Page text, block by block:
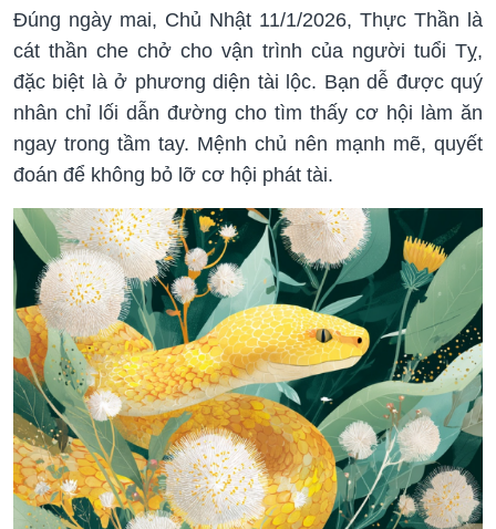
Đúng ngày mai, Chủ Nhật 11/1/2026, Thực Thần là
cát thần che chở cho vận trình của người tuổi Tỵ,
đặc biệt là ở phương diện tài lộc. Bạn dễ được quý
nhân chỉ lối dẫn đường cho tìm thấy cơ hội làm ăn
ngay trong tầm tay. Mệnh chủ nên mạnh mẽ, quyết
đoán để không bỏ lỡ cơ hội phát tài.